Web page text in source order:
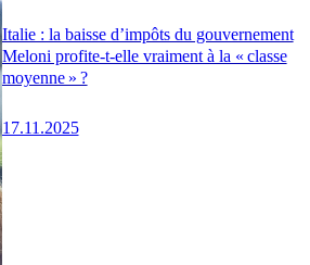
Italie : la baisse d’impôts du gouvernement
Meloni profite-t-elle vraiment à la « classe
moyenne » ?
17.11.2025